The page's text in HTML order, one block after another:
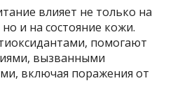
влияет не только на
и на состояние кожи.
помогают
вызванными
включая поражения от